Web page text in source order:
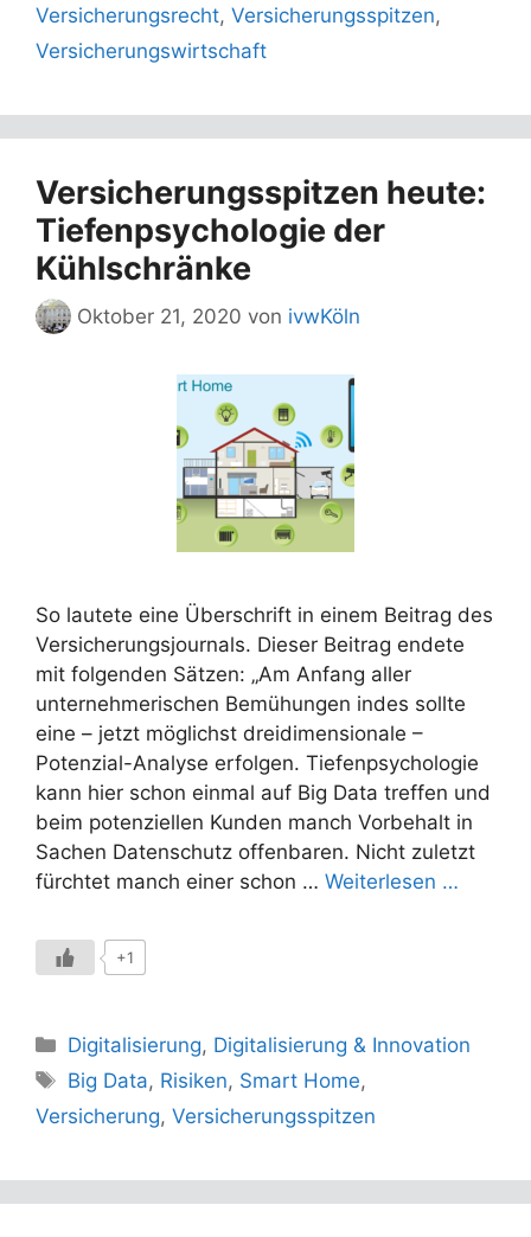
Versicherungsrecht, Versicherungsspitzen,
Versicherungswirtschaft
Versicherungsspitzen heute:
Tiefenpsychologie der
Kühlschränke
Oktober 21, 2020 von ivwKöln
So lautete eine Überschrift in einem Beitrag des
Versicherungsjournals. Dieser Beitrag endete
mit folgenden Sätzen: „Am Anfang aller
unternehmerischen Bemühungen indes sollte
eine – jetzt möglichst dreidimensionale –
Potenzial-Analyse erfolgen. Tiefenpsychologie
kann hier schon einmal auf Big Data treffen und
beim potenziellen Kunden manch Vorbehalt in
Sachen Datenschutz offenbaren. Nicht zuletzt
fürchtet manch einer schon … Weiterlesen …
+1
Kategorien
Digitalisierung, Digitalisierung & Innovation
Schlagwörter
Big Data, Risiken, Smart Home,
Versicherung, Versicherungsspitzen